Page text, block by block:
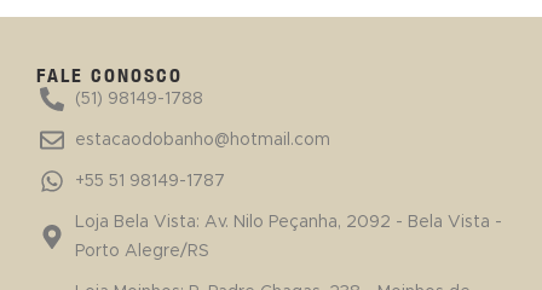
FALE CONOSCO
(51) 98149-1788
estacaodobanho@hotmail.com
+55 51 98149-1787
Loja Bela Vista: Av. Nilo Peçanha, 2092 - Bela Vista -
Porto Alegre/RS